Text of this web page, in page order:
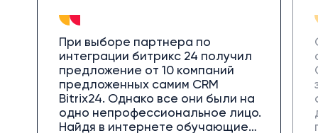
При выборе партнера по
интеграции битрикс 24 получил
предложение от 10 компаний
предложенных самим CRM
Bitrix24. Однако все они были на
одно непрофессиональное лицо.
Найдя в интернете обучающие